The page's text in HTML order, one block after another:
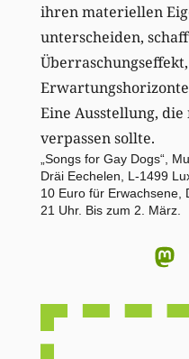
ihren materiellen
unterscheiden,
Eine Ausstellung,
verpassen sollte.
„Songs for Gay Dogs“,
Dräi Eechelen, L-1499
10 Euro für Erwachsene,
21 Uhr. Bis zum 2. März.